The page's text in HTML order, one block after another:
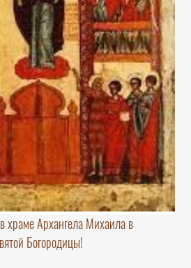
храме Архангела Михаила в
Богородицы!